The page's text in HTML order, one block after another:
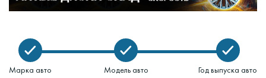
Марка авто Модель авто Год выпуска авто